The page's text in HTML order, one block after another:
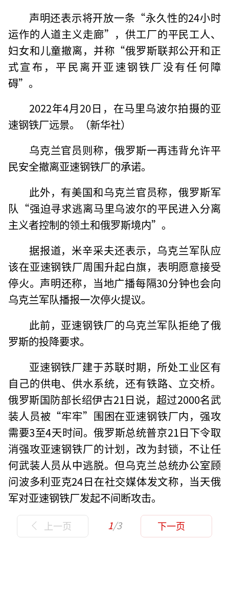
声明还表示将开放一条“永久性的24小时
运作的人道主义走廊”，供工厂的平民工人、
妇女和儿童撤离，并称“俄罗斯联邦公开和正
式宣布，平民离开亚速钢铁厂没有任何障
碍”。
2022年4月20日，在马里乌波尔拍摄的亚
速钢铁厂远景。（新华社）
乌克兰官员则称，俄罗斯一再违背允许平
民安全撤离亚速钢铁厂的承诺。
此外，有美国和乌克兰官员称，俄罗斯军
队“强迫寻求逃离马里乌波尔的平民进入分离
主义者控制的领土和俄罗斯境内”。
据报道，米辛采夫还表示，乌克兰军队应
该在亚速钢铁厂周围升起白旗，表明愿意接受
停火。声明还称，当地广播每隔30分钟也会向
乌克兰军队播报一次停火提议。
此前，亚速钢铁厂的乌克兰军队拒绝了俄
罗斯的投降要求。
亚速钢铁厂建于苏联时期，所处工业区有
自己的供电、供水系统，还有铁路、立交桥。
俄罗斯国防部长绍伊古21日说，超过2000名武
装人员被“牢牢”围困在亚速钢铁厂内，强攻
需要3至4天时间。俄罗斯总统普京21日下令取
消强攻亚速钢铁厂的计划，改为封锁，不让任
何武装人员从中逃脱。但乌克兰总统办公室顾
问波多利亚克24日在社交媒体发文称，当天俄
军对亚速钢铁厂发起不间断攻击。
上一页 1/3 下一页